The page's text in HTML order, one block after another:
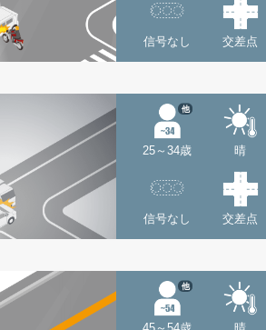
信号なし 交差点
25～34歳
他
晴
信号なし 交差点
他